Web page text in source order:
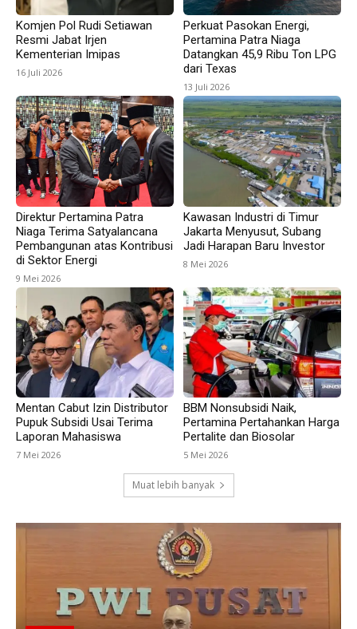
Komjen Pol Rudi Setiawan
Resmi Jabat Irjen
Kementerian Imipas
16 Juli 2026
Perkuat Pasokan Energi,
Pertamina Patra Niaga
Datangkan 45,9 Ribu Ton LPG
dari Texas
13 Juli 2026
Direktur Pertamina Patra
Niaga Terima Satyalancana
Pembangunan atas Kontribusi
di Sektor Energi
9 Mei 2026
Kawasan Industri di Timur
Jakarta Menyusut, Subang
Jadi Harapan Baru Investor
8 Mei 2026
Mentan Cabut Izin Distributor
Pupuk Subsidi Usai Terima
Laporan Mahasiswa
7 Mei 2026
BBM Nonsubsidi Naik,
Pertamina Pertahankan Harga
Pertalite dan Biosolar
5 Mei 2026
Muat lebih banyak